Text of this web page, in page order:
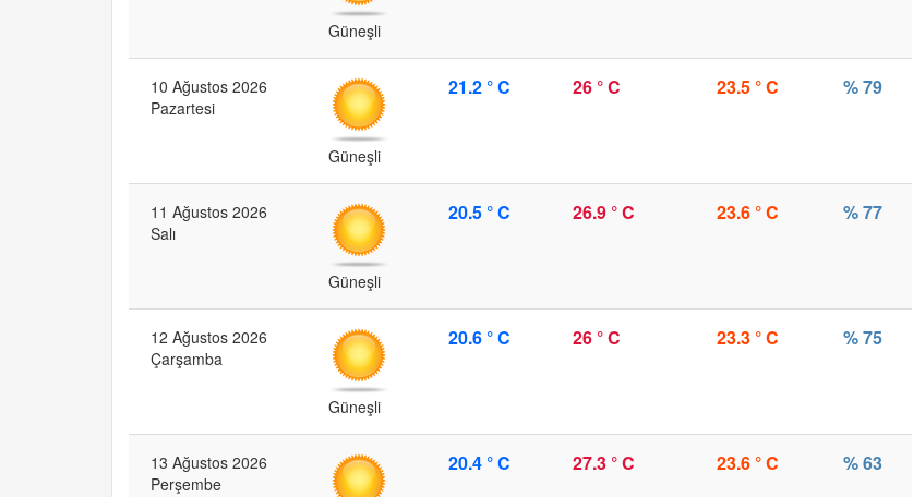
Güneşli
10 Ağustos 2026
Pazartesi
Güneşli
21.2 ° C 26 ° C 23.5 ° C % 79
11 Ağustos 2026
Salı
Güneşli
20.5 ° C 26.9 ° C 23.6 ° C % 77
12 Ağustos 2026
Çarşamba
Güneşli
20.6 ° C 26 ° C 23.3 ° C % 75
13 Ağustos 2026
Perşembe
20.4 ° C 27.3 ° C 23.6 ° C % 63